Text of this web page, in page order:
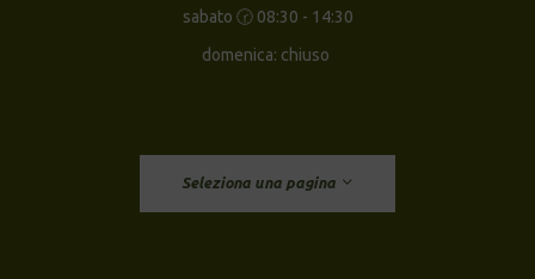
sabato 🕝 08:30 - 14:30
domenica: chiuso
Seleziona una pagina